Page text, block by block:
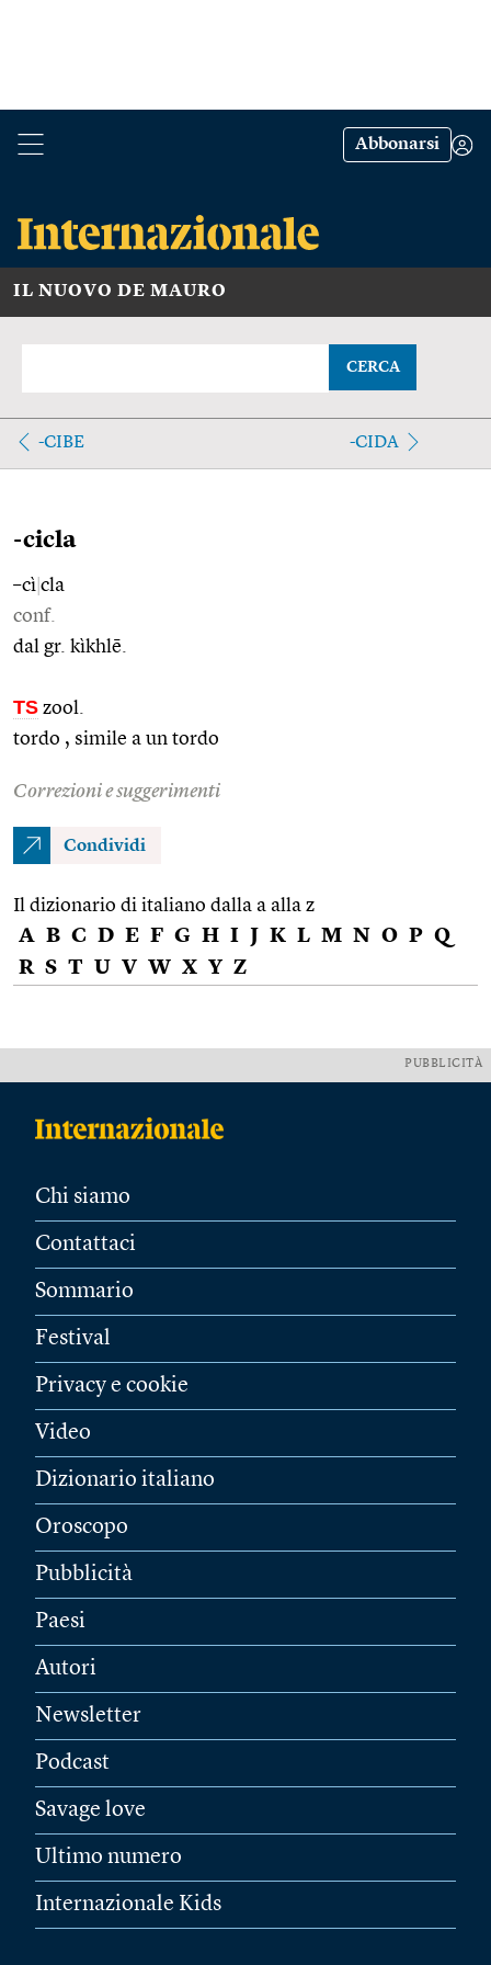
Abbonarsi
IL NUOVO DE MAURO
CERCA
-CIBE -CIDA
-cicla
–cì cla
conf.
dal gr. kìkhlē.
TS zool.
tordo , simile a un tordo
Correzioni e suggerimenti
Condividi
Il dizionario di italiano dalla a alla z
A B C D E F G H I J K L M N O P Q
R S T U V W X Y Z
PUBBLICITÀ
Chi siamo
Contattaci
Sommario
Festival
Privacy e cookie
Video
Dizionario italiano
Oroscopo
Pubblicità
Paesi
Autori
Newsletter
Podcast
Savage love
Ultimo numero
Internazionale Kids